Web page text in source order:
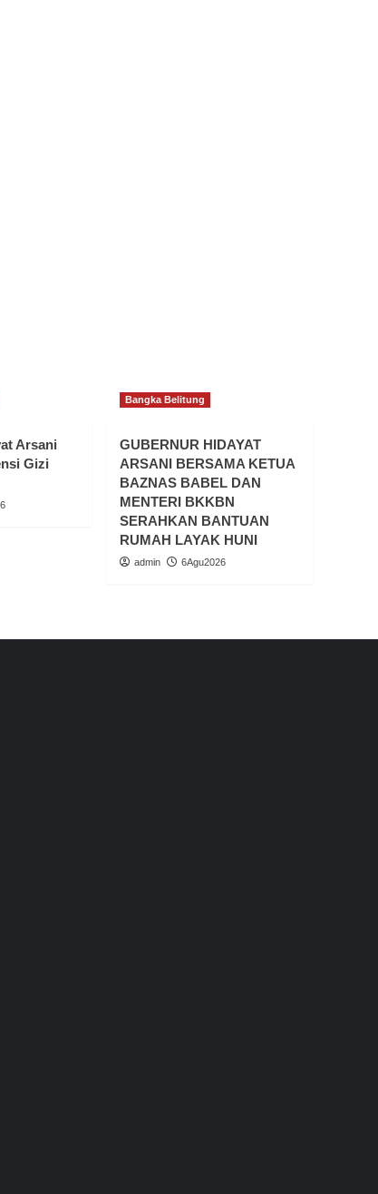
Arsani
Gizi
Bangka Belitung
GUBERNUR HIDAYAT
ARSANI BERSAMA KETUA
BAZNAS BABEL DAN
MENTERI BKKBN
SERAHKAN BANTUAN
RUMAH LAYAK HUNI
admin 6Agu2026